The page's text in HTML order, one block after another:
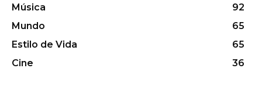
Música
92
Mundo
65
Estilo de Vida
65
Cine
36